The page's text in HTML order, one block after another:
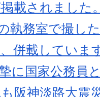
載されました
執務室で撮し
併載していま
に国家公務員
阪神淡路大震